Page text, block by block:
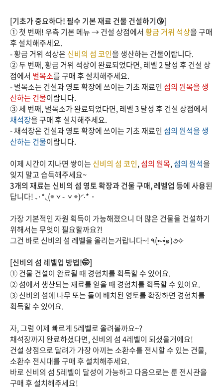
[기초가 중요하다! 필수 기본 재료 건물 건설하기😘]
① 첫 번째! 우측 기본 메뉴 → 건설 상점에서 황금 거위 석상을 구매
후 설치해주세요.
- 황금 거위 석상은 신비의 섬 코인을 생산하는 건물이랍니다.
② 두 번째, 황금 거위 석상이 완료되었다면, 레벨 2 달성 후 건설 상
점에서 벌목소를 구매 후 설치해주세요.
- 벌목소는 건설과 영토 확장에 쓰이는 기초 재료인 섬의 원목을 생
산하는 건물이랍니다.
③세 번째, 벌목소가 완료되었다면, 레벨 3 달성 후 건설 상점에서
채석장을 구매 후 설치해주세요.
- 채석장은 건설과 영토 확장에 쓰이는 기초 재료인 섬의 원석을 생
산하는 건물이랍니다.
이제 시간이 지나면 쌓이는 신비의 섬 코인,섬의 원목,섬의 원석을
잊지 말고 습득해주세요~
3개의 재료는 신비의 섬 영토 확장과 건물 구매, 레벨업 등에 사용된
답니다! ₊·*◟(⌯ˇ- ˇ⌯)◜‧*・
가장 기본적인 자원 획득이 가능해졌으니 더 많은 건물을 건설하기
위해서는 무엇이 필요할까요?!
그건 바로 신비의 섬 레벨을 올리는거랍니다~! ٩(•̤̀ᵕ•̤́๑)૭✧
[신비의 섬 레벨업 방법!🤭]
① 건물 건설이 완료될 때 경험치를 획득할 수 있어요.
② 섬에서 생산되는 재료를 얻을 때 경험치를 획득할 수 있어요.
③ 신비의 섬에 나무 또는 돌이 배치된 영토를 확장하면 경험치를
획득할 수 있어요.
자, 그럼 이제 빠르게 5레벨로 올려볼까요~?
채석장까지 완료하셨다면, 신비의 섬 4레벨이 되셨을거에요!
건설 상점으로 달려가 가장 아끼는 소환수를 전시할 수 있는 건물,
소환수 전시대를 구매 후 설치해주세요.
바로 신비의 섬 5레벨이 달성이 가능하고 다음으로는 룬 전시관을
구매 후 설치해주세요!